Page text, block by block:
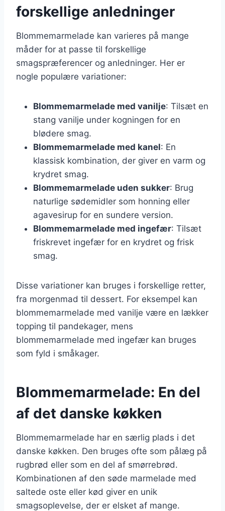
forskellige anledninger
Blommemarmelade kan varieres på mange
måder for at passe til forskellige
smagspræferencer og anledninger. Her er
nogle populære variationer:
Blommemarmelade med vanilje: Tilsæt en
stang vanilje under kogningen for en
blødere smag.
Blommemarmelade med kanel: En
klassisk kombination, der giver en varm og
krydret smag.
Blommemarmelade uden sukker: Brug
naturlige sødemidler som honning eller
agavesirup for en sundere version.
Blommemarmelade med ingefær: Tilsæt
friskrevet ingefær for en krydret og frisk
smag.
Disse variationer kan bruges i forskellige retter,
fra morgenmad til dessert. For eksempel kan
blommemarmelade med vanilje være en lækker
topping til pandekager, mens
blommemarmelade med ingefær kan bruges
som fyld i småkager.
Blommemarmelade: En del
af det danske køkken
Blommemarmelade har en særlig plads i det
danske køkken. Den bruges ofte som pålæg på
rugbrød eller som en del af smørrebrød.
Kombinationen af den søde marmelade med
saltede oste eller kød giver en unik
smagsoplevelse, der er elsket af mange.